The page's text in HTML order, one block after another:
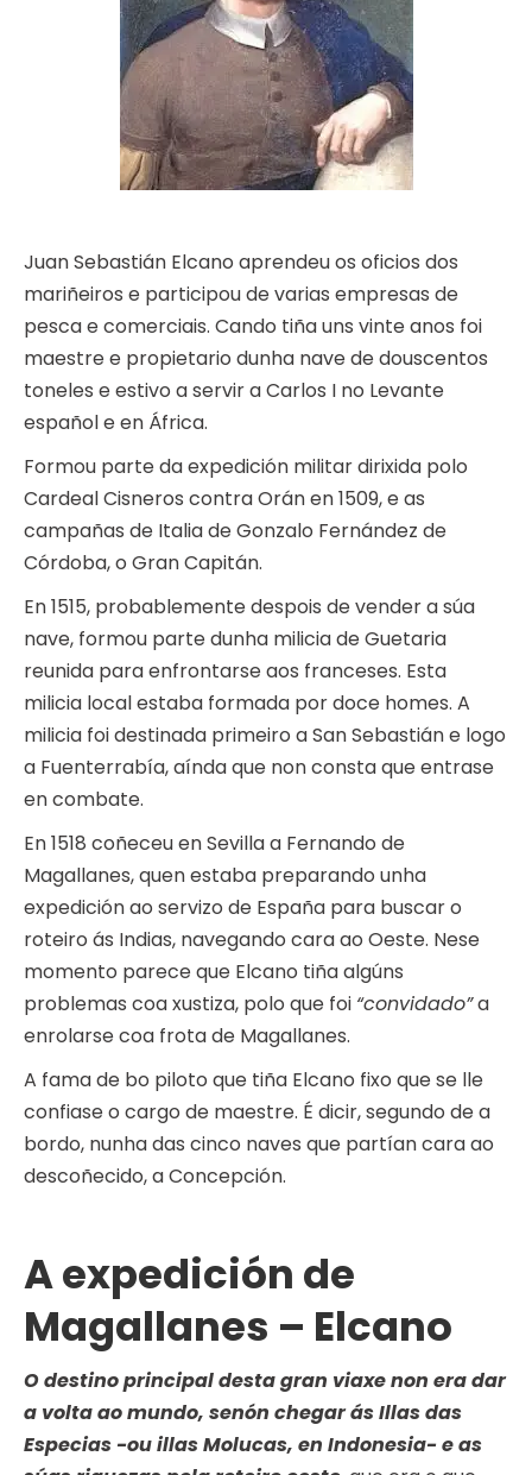
Juan Sebastián Elcano aprendeu os oficios dos
mariñeiros e participou de varias empresas de
pesca e comerciais. Cando tiña uns vinte anos foi
maestre e propietario dunha nave de douscentos
toneles e estivo a servir a Carlos I no Levante
español e en África.
Formou parte da expedición militar dirixida polo
Cardeal Cisneros contra Orán en 1509, e as
campañas de Italia de Gonzalo Fernández de
Córdoba, o Gran Capitán.
En 1515, probablemente despois de vender a súa
nave, formou parte dunha milicia de Guetaria
reunida para enfrontarse aos franceses. Esta
milicia local estaba formada por doce homes. A
milicia foi destinada primeiro a San Sebastián e logo
a Fuenterrabía, aínda que non consta que entrase
en combate.
En 1518 coñeceu en Sevilla a Fernando de
Magallanes, quen estaba preparando unha
expedición ao servizo de España para buscar o
roteiro ás Indias, navegando cara ao Oeste. Nese
momento parece que Elcano tiña algúns
problemas coa xustiza, polo que foi “convidado”a
enrolarse coa frota de Magallanes.
A fama de bo piloto que tiña Elcano fixo que se lle
confiase o cargo de maestre. É dicir, segundo de a
bordo, nunha das cinco naves que partían cara ao
descoñecido, a Concepción.
A expedición de
Magallanes – Elcano
O destino principal desta gran viaxe non era dar
a volta ao mundo, senón chegar ás Illas das
Especias -ou illas Molucas, en Indonesia- e as